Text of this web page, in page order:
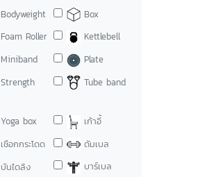
Bodyweight
Box
Foam Roller
Kettlebell
Miniband
Plate
Strength
Tube band
Yoga box
เก้าอี้
เชือกกระโดด
ดัมเบล
บันไดลิง
บาร์เบล